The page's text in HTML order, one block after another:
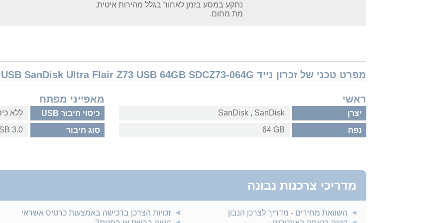
נתקע במסע בזמן לאחור בגלל מהירות איטית.
מת מחום.
מפרט טכני של זכרון נייד USB SanDisk Ultra Flair Z73 USB 64GB SDCZ73-064G סנדיסק
ראשי
יצרן SanDisk‏ , ‏SanDisk
נפח 64 GB
מאפייני מפתח
כיסוי חיבור USB ללא
סוג חיבור 3.0
מדריכי צרכנות נבונה
השוואת מחירים - מדריך לצרכן הנבון
זכויות הצרכן ברכישה באמצעות כרטיס אשראי